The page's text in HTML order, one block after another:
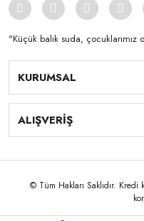
"Küçük balık suda, çocuklarımız
KURUMSAL
ALIŞVERİŞ
© Tüm Hakları Saklıdır.